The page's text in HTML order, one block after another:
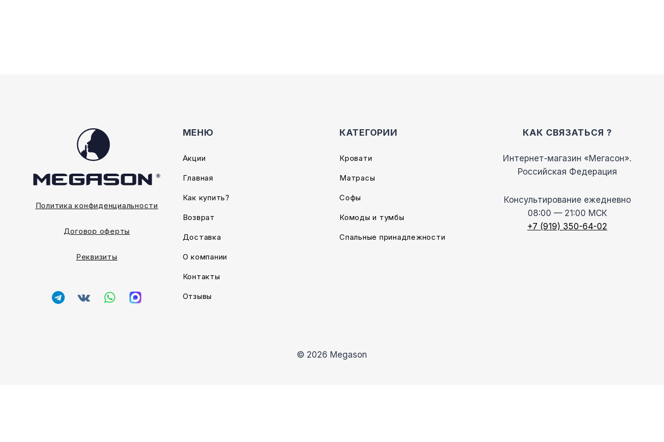
Политика конфиденциальности
Договор оферты
Реквизиты
МЕНЮ
Акции
Главная
Как купить?
Возврат
Доставка
О компании
Контакты
Отзывы
КАТЕГОРИИ
Кровати
Матрасы
Софы
Комоды и тумбы
Спальные принадлежности
КАК СВЯЗАТЬСЯ ?
Интернет-магазин «Мегасон».
Российская Федерация
Консультирование ежедневно
08:00 — 21:00 МСК
+7 (919) 350-64-02
© 2026 Megason